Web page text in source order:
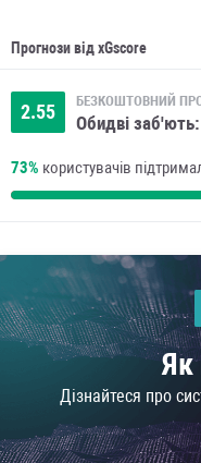
Прогнози від xGscore
2.55 БЕЗКОШТОВНИЙ
Обидві
73% користувачів
Як
Дізнайтеся про